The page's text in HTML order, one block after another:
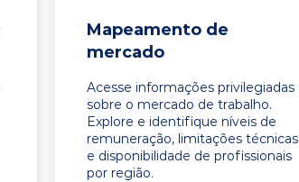
Mapeamento de
mercado
Acesse informações privilegiadas
sobre o mercado de trabalho.
Explore e identifique níveis de
remuneração, limitações técnicas
e disponibilidade de profissionais
por região.